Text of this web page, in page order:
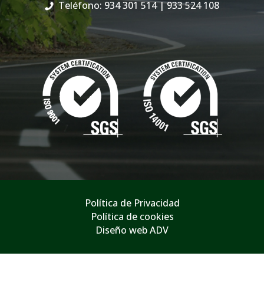
Teléfono: 934 301 514| 933 524 108
Política de Privacidad
Política de cookies
Diseño web ADV